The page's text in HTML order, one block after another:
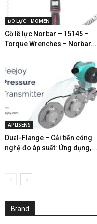
ĐO LỰC - MOMEN
Cờ lê lực Norbar – 15145 –
Torque Wrenches – Norbar...
APLISENS
Dual-Flange – Cải tiến công
nghệ đo áp suất: Ứng dụng,...
Brand